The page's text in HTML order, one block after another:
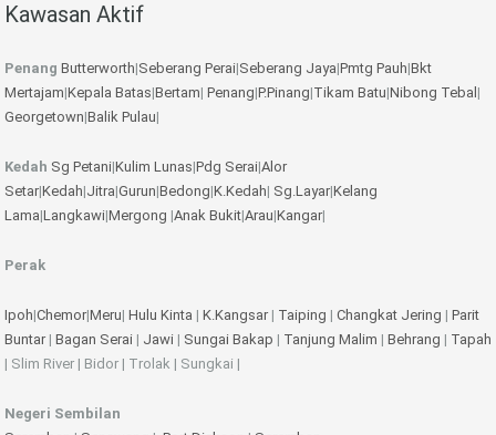
Kawasan Aktif
Penang Butterworth|Seberang Perai|Seberang Jaya|Pmtg Pauh|Bkt
Mertajam|Kepala Batas|Bertam| Penang|P.Pinang|Tikam Batu|Nibong Tebal |
Georgetown|Balik Pulau|
Kedah Sg Petani|Kulim Lunas|Pdg Serai|Alor
Setar|Kedah|Jitra|Gurun|Bedong|K.Kedah| Sg.Layar|Kelang
Lama|Langkawi|Mergong |Anak Bukit|Arau|Kangar|
Perak
Ipoh|Chemor|Meru| Hulu Kinta | K.Kangsar| Taiping | Changkat Jering | Parit
Buntar| Bagan Serai | Jawi | Sungai Bakap | Tanjung Malim | Behrang | Tapah
| Slim River | Bidor | Trolak | Sungkai |
Negeri Sembilan